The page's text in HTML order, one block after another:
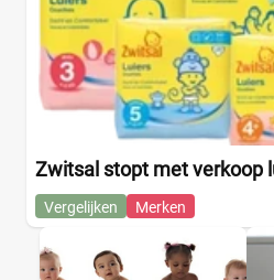
Zwitsal stopt met verkoop
Vergelijken Merken